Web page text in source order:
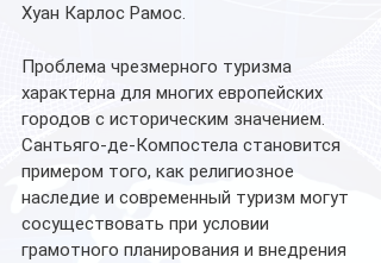
Хуан Карлос Рамос.
Проблема чрезмерного туризма
характерна для многих европейских
городов с историческим значением.
Сантьяго-де-Компостела становится
примером того, как религиозное
наследие и современный туризм могут
сосуществовать при условии
грамотного планирования и внедрения